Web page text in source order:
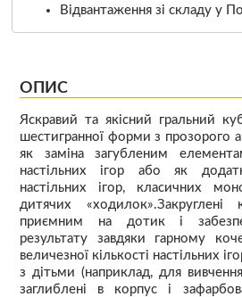
Відвантаження зі складу у
ОПИС
Яскравий та якісний гральний
шестигранної форми з прозорого
як заміна загубленим
настільних ігор або як
настільних ігор, класичних
дитячих
приємним на дотик і
результату завдяки гарному
величезної кількості настільних
з дітьми (наприклад, для
заглиблені в корпус і